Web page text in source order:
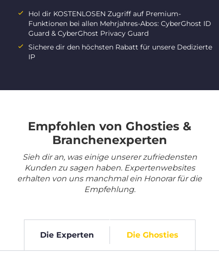
Hol dir KOSTENLOSEN Zugriff auf Premium-
Funktionen bei allen Mehrjahres-Abos: CyberGhost ID
Guard & CyberGhost Privacy Guard
Sichere dir den höchsten Rabatt für unsere Dedizierte
IP
Empfohlen von Ghosties &
Branchenexperten
Sieh dir an, was einige unserer zufriedensten
Kunden zu sagen haben. Expertenwebsites
erhalten von uns manchmal ein Honorar für die
Empfehlung.
Die Experten Die Ghosties